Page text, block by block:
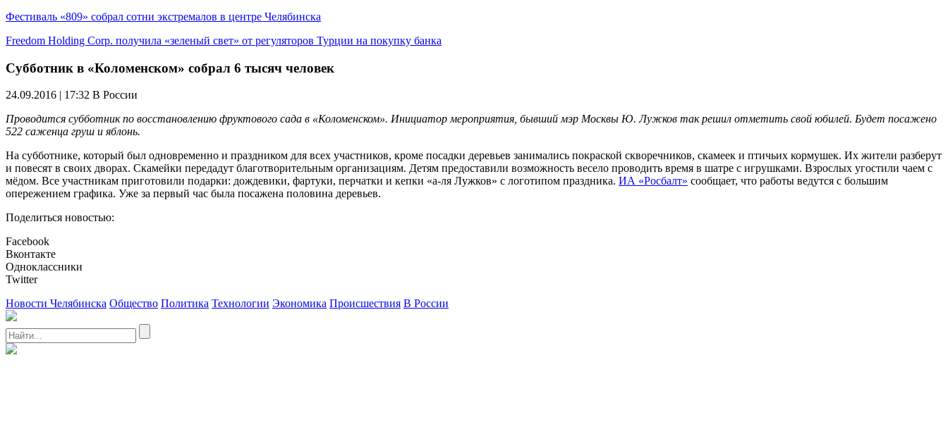
Фестиваль «809» собрал сотни экстремалов в центре Челябинска
Freedom Holding Corp. получила «зеленый свет» от регуляторов Турции на покупку банка
Субботник в «Коломенском» собрал 6 тысяч человек
24.09.2016 | 17:32 В России
Проводится субботник по восстановлению фруктового сада в «Коломенском». Инициатор мероприятия, бывший мэр Москвы Ю. Лужков так решил отметить свой юбилей. Будет посажено
522 саженца груш и яблонь.
На субботнике, который был одновременно и праздником для всех участников, кроме посадки деревьев занимались покраской скворечников, скамеек и птичьих кормушек. Их жители разберут
и повесят в своих дворах. Скамейки передадут благотворительным организациям. Детям предоставили возможность весело проводить время в шатре с игрушками. Взрослых угостили чаем с
мёдом. Все участникам приготовили подарки: дождевики, фартуки, перчатки и кепки «а-ля Лужков» с логотипом праздника. ИА «Росбалт» сообщает, что работы ведутся с большим
опережением графика. Уже за первый час была посажена половина деревьев.
Поделиться новостью:
Facebook
Вконтакте
Одноклассники
Twitter
Новости Челябинска Общество Политика Технологии Экономика Происшествия В России